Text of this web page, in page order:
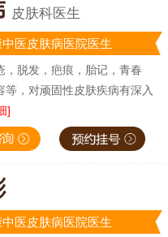
皮肤科医生
医皮肤病医院医生
，脱发，疤痕，胎记，青春
等，对顽固性皮肤疾病有深入
]
医皮肤病医院医生